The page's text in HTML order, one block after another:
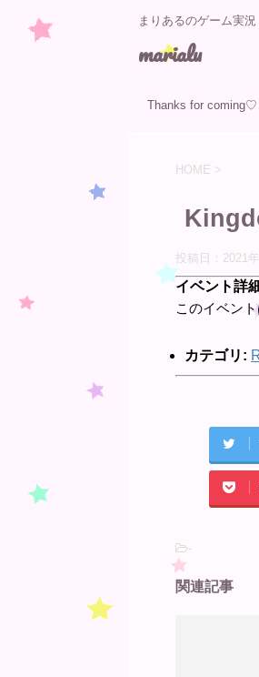
まりあるのゲーム実況
marialu
Thanks for coming♡
HOME >
投稿日： 2021
イベント詳
このイベン
カテゴリ:
-
関連記事